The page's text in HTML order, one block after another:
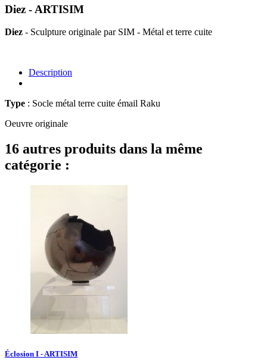
Diez - ARTISIM
Diez - Sculpture originale par SIM - Métal et terre cuite
Description
Type : Socle métal terre cuite émail Raku
Oeuvre originale
16 autres produits dans la même
catégorie :
Éclosion I - ARTISIM